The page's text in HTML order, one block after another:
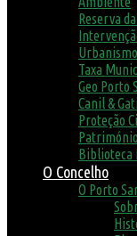
Reserva
Urbanismo
Taxa
Geo Porto
Canil &
Proteção
Património
Biblioteca
O Concelho
O Porto